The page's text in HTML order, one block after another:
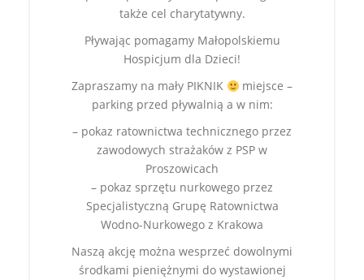
także cel charytatywny.
Pływając pomagamy Małopolskiemu
Hospicjum dla Dzieci!
Zapraszamy na mały PIKNIK
miejsce –
parking przed pływalnią a w nim:
– pokaz ratownictwa technicznego przez
zawodowych strażaków z PSP w
Proszowicach
– pokaz sprzętu nurkowego przez
Specjalistyczną Grupę Ratownictwa
Wodno-Nurkowego z Krakowa
Naszą akcję można wesprzeć dowolnymi
środkami pieniężnymi do wystawionej